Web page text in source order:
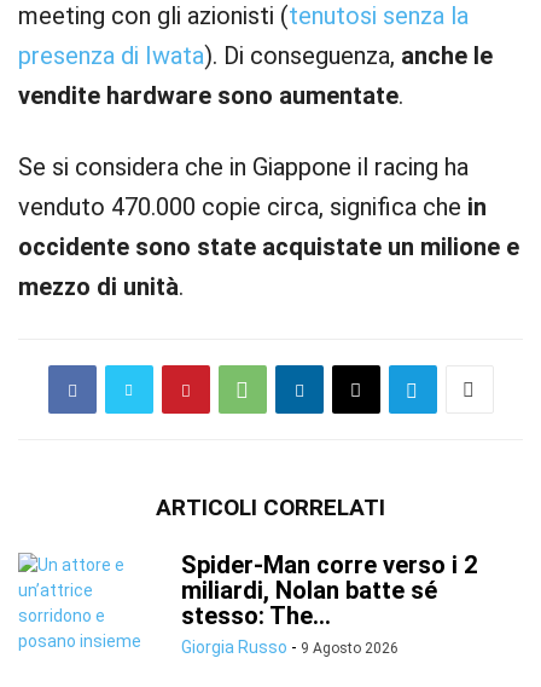
meeting con gli azionisti (tenutosi senza la
presenza di Iwata). Di conseguenza, anche le
vendite hardware sono aumentate.
Se si considera che in Giappone il racing ha
venduto 470.000 copie circa, significa che in
occidente sono state acquistate un milione e
mezzo di unità.
ARTICOLI CORRELATI
Spider-Man corre verso i 2
miliardi, Nolan batte sé
stesso: The...
Giorgia Russo - 9 Agosto 2026